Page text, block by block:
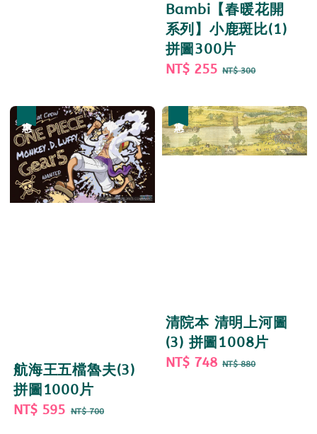
Bambi【春暖花開
系列】小鹿斑比(1)
拼圖300片
Sale
NT$ 255 Regular
NT$ 300
航海王五檔魯夫(3)
拼圖1000片
Sale
NT$ 595 Regular
NT$ 700
清院本 清明上河圖
(3) 拼圖1008片
Sale
NT$ 748 Regular
NT$ 880